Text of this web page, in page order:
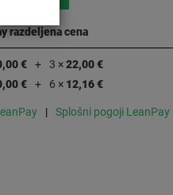
razdeljena cena
€ 3 ×22,00 €
€
6 × 12,16 €
Splošni pogoji LeanPay